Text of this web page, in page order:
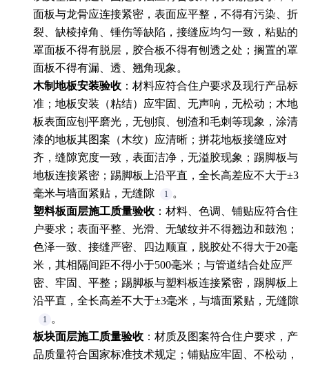
面板与龙骨应连接紧密，表面应平整，不得有污染、折
裂、缺棱掉角、锤伤等缺陷，接缝应均匀一致，粘贴的
罩面板不得有脱层，胶合板不得有刨透之处；搁置的罩
面板不得有漏、透、翘角现象。
木制地板安装验收 ：材料应符合住户要求及现行产品标
准；地板安装（粘结）应牢固、无声响，无松动；木地
板表面应刨平磨光，无刨痕、刨渣和毛刺等现象，涂清
漆的地板其图案（木纹）应清晰；拼花地板接缝应对
齐，缝隙宽度一致，表面洁净，无溢胶现象；踢脚板与
地板连接紧密；踢脚板上沿平直，全长高差应不大于±3
毫米与墙面紧贴，无缝隙
1
。
塑料板面层施工质量验收 ：材料、色调、铺贴应符合住
户要求；表面平整、光滑、无皱纹并不得翘边和鼓泡；
色泽一致、接缝严密、四边顺直，脱胶处不得大于20毫
米，其相隔间距不得小于500毫米；与管道结合处应严
密、牢固、平整；踢脚板与塑料板连接紧密，踢脚板上
沿平直，全长高差不大于±3毫米，与墙面紧贴，无缝隙
1
。
板块面层施工质量验收 ：材质及图案符合住户要求，产
品质量符合国家标准技术规定；铺贴应牢固、不松动，